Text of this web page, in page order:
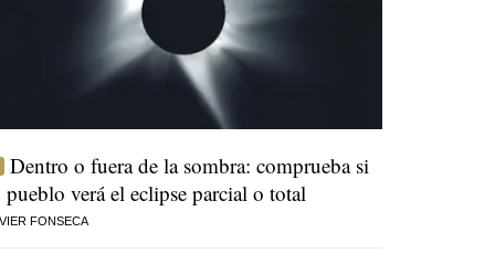
Dentro o fuera de la sombra: comprueba si
pueblo verá el eclipse parcial o total
FONSECA